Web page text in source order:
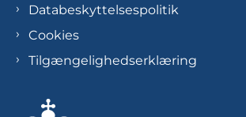
Databeskyttelsespolitik
Cookies
Tilgængelighedserklæring